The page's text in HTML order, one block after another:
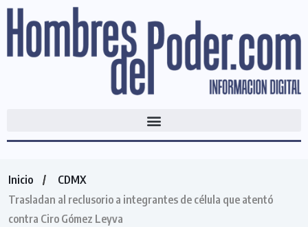
Inicio
CDMX
Trasladan al reclusorio a integrantes de célula que atentó
contra Ciro Gómez Leyva